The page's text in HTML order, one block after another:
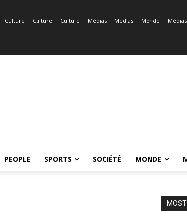
Culture Culture Culture Médias Médias Monde Médias
PEOPLE SPORTS SOCIÉTÉ MONDE